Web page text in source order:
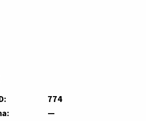
774
—